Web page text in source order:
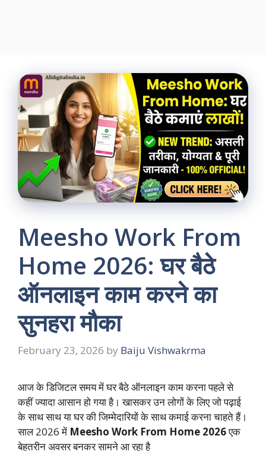
Meesho Work From
Home 2026: घर बैठे
ऑनलाइन काम करने का
सुनहरा मौका
February 23, 2026 by Baiju Vishwakrma
आज के डिजिटल समय में घर बैठे ऑनलाइन काम करना पहले से
कहीं ज्यादा आसान हो गया है। खासकर उन लोगों के लिए जो पढ़ाई
के साथ साथ या घर की जिम्मेदारियों के साथ कमाई करना चाहते हैं।
साल 2026 में Meesho Work From Home 2026एक
बेहतरीन अवसर बनकर सामने आ रहा है